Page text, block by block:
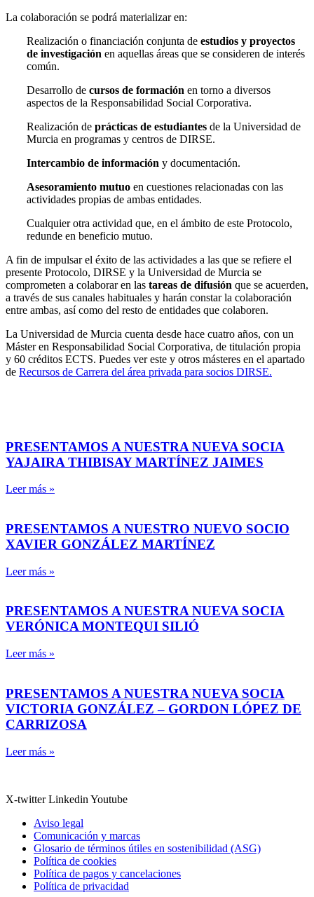
La colaboración se podrá materializar en:
Realización o financiación conjunta de estudios y proyectos
de investigación en aquellas áreas que se consideren de interés
común.
Desarrollo de cursos de formación en torno a diversos
aspectos de la Responsabilidad Social Corporativa.
Realización de prácticas de estudiantes de la Universidad de
Murcia en programas y centros de DIRSE.
Intercambio de información y documentación.
Asesoramiento mutuo en cuestiones relacionadas con las
actividades propias de ambas entidades.
Cualquier otra actividad que, en el ámbito de este Protocolo,
redunde en beneficio mutuo.
A fin de impulsar el éxito de las actividades a las que se refiere el
presente Protocolo, DIRSE y la Universidad de Murcia se
comprometen a colaborar en las tareas de difusión que se acuerden,
a través de sus canales habituales y harán constar la colaboración
entre ambas, así como del resto de entidades que colaboren.
La Universidad de Murcia cuenta desde hace cuatro años, con un
Máster en Responsabilidad Social Corporativa, de titulación propia
y 60 créditos ECTS. Puedes ver este y otros másteres en el apartado
de Recursos de Carrera del área privada para socios DIRSE.
PRESENTAMOS A NUESTRA NUEVA SOCIA
YAJAIRA THIBISAY MARTÍNEZ JAIMES
Leer más »
PRESENTAMOS A NUESTRO NUEVO SOCIO
XAVIER GONZÁLEZ MARTÍNEZ
Leer más »
PRESENTAMOS A NUESTRA NUEVA SOCIA
VERÓNICA MONTEQUI SILIÓ
Leer más »
PRESENTAMOS A NUESTRA NUEVA SOCIA
VICTORIA GONZÁLEZ – GORDON LÓPEZ DE
CARRIZOSA
Leer más »
X-twitter Linkedin Youtube
Aviso legal
Comunicación y marcas
Glosario de términos útiles en sostenibilidad (ASG)
Política de cookies
Política de pagos y cancelaciones
Política de privacidad